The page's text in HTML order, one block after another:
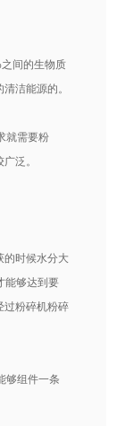
间的生物质
洁能源的。
就需要粉
泛。
的时候水分大
能够达到要
过粉碎机粉碎
够组件一条